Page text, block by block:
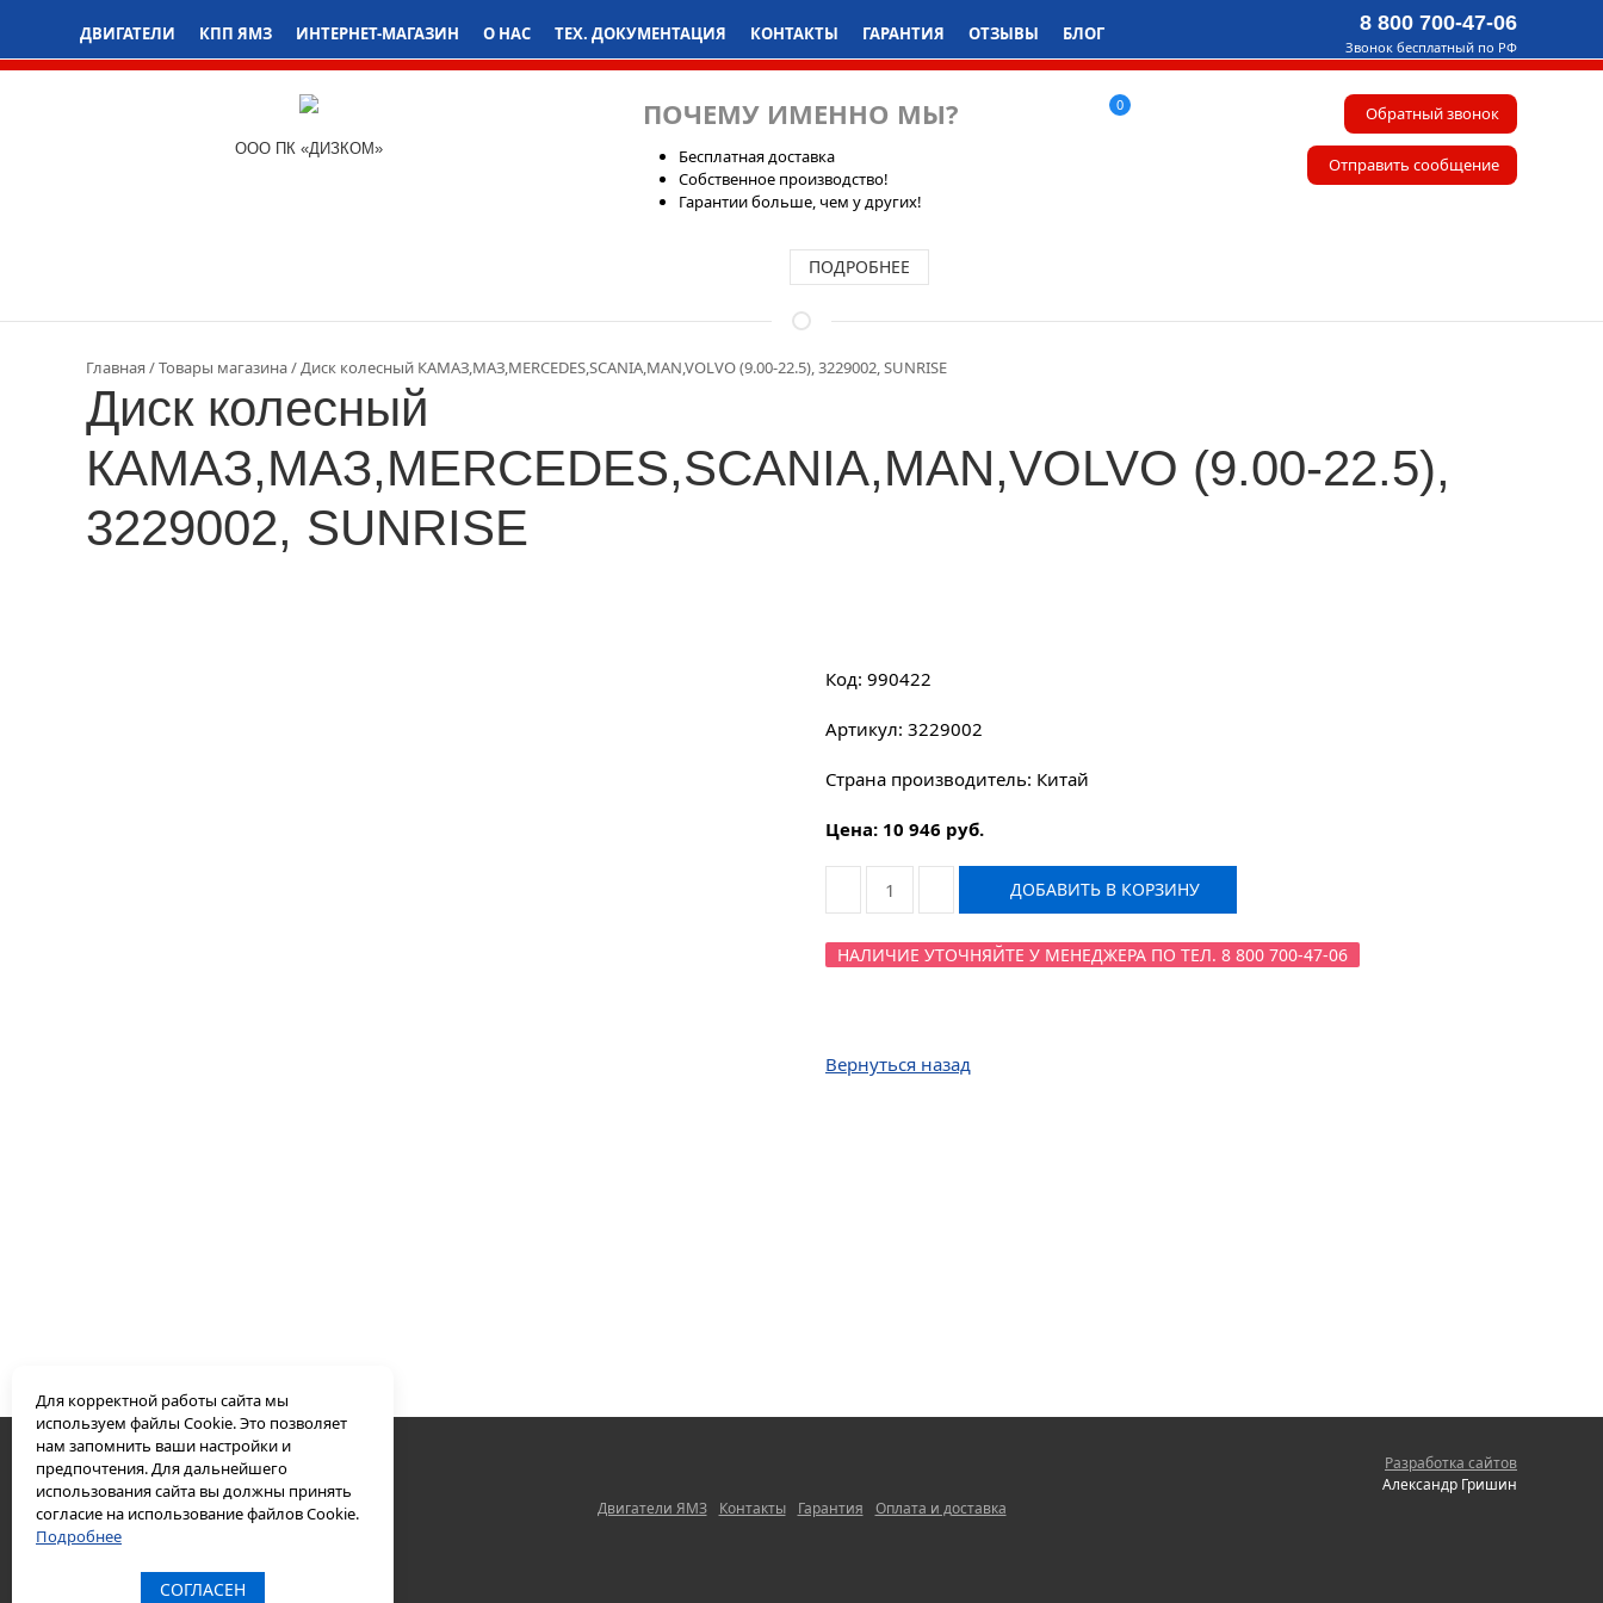
ДВИГАТЕЛИ КПП ЯМЗ ИНТЕРНЕТ-МАГАЗИН О НАС ТЕХ. ДОКУМЕНТАЦИЯ КОНТАКТЫ ГАРАНТИЯ ОТЗЫВЫ БЛОГ 8 800 700-47-06
Звонок бесплатный по РФ
ООО ПК «ДИЗКОМ»
ПОЧЕМУ ИМЕННО МЫ?
Бесплатная доставка
Собственное производство!
Гарантии больше, чем у других!
ПОДРОБНЕЕ
0 Обратный звонок
Отправить сообщение
Главная Товары магазина Диск колесный КАМАЗ,МАЗ,MERCEDES,SCANIA,MAN,VOLVO (9.00-22.5), 3229002, SUNRISE
Диск колесный
КАМАЗ,МАЗ,MERCEDES,SCANIA,MAN,VOLVO (9.00-22.5),
3229002, SUNRISE
Код: 990422
Артикул: 3229002
Страна производитель: Китай
Цена: 10 946 руб.
ДОБАВИТЬ В КОРЗИНУ
НАЛИЧИЕ УТОЧНЯЙТЕ У МЕНЕДЖЕРА ПО ТЕЛ. 8 800 700-47-06
Вернуться назад
© 2002-2026 ПК «Дизком»
8 800 700-47-06
политика конфиденциальности
Двигатели ЯМЗ Контакты Гарантия Оплата и доставка
Разработка сайтов
Александр Гришин
Для корректной работы сайта мы
используем файлы Cookie. Это позволяет
нам запомнить ваши настройки и
предпочтения. Для дальнейшего
использования сайта вы должны принять
согласие на использование файлов Cookie.
Подробнее
СОГЛАСЕН